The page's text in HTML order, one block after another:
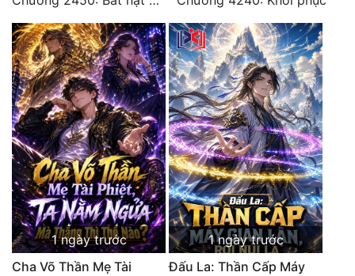
1 ngày trước
Cha Võ Thần Mẹ Tài
1 ngày trước
Đấu La: Thần Cấp Máy